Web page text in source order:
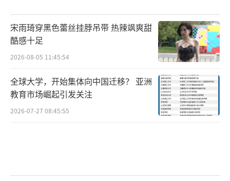
宋雨琦穿黑色蕾丝挂脖吊带 热辣飒爽甜
酷感十足
2026-08-05 11:45:54
全球大学，开始集体向中国迁移？ 亚洲
教育市场崛起引发关注
2026-07-27 08:45:55